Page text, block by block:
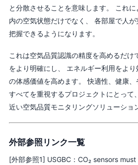
と分散させることを意味します。 これ
内の空気状態だけでなく、 各部屋で人
把握できるようになります。
これは空気品質認識の精度を高めるだけ
をより明確にし、 エネルギー利用をよ
の体感価値を高めます。 快適性、健康
すべてを重視するプロジェクトにとって
近い空気品質モニタリングソリューショ
外部参照リンク一覧
[外部参照1] USGBC：CO₂ sensors